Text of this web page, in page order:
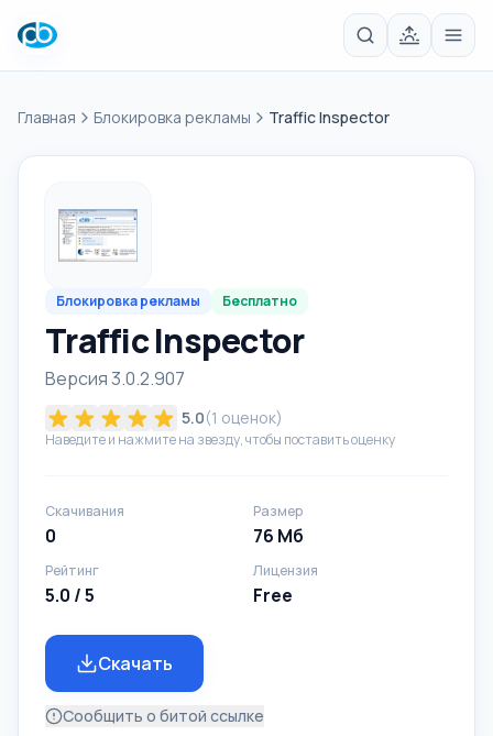
Главная Блокировка рекламы Traffic Inspector
Блокировка рекламы Бесплатно
Traffic Inspector
Версия 3.0.2.907
5.0(1 оценок)
Наведите и нажмите на звезду, чтобы поставить оценку
Скачивания
0
Размер
76 Мб
Рейтинг
5.0 / 5
Лицензия
Free
Скачать
Сообщить о битой ссылке